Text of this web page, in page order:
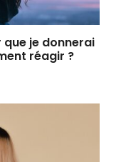
que je donnerai
réagir ?